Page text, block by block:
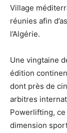
Village
réunies afin
l’Algérie.
Une vingtaine
édition
dont près de
arbitres
Powerlifting,
dimension